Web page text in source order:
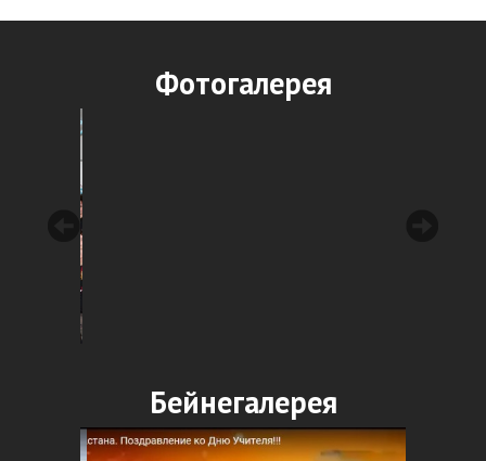
Фотогалерея
Бейнегалерея